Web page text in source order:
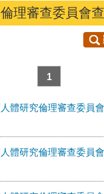
理審查委員會
1
體研究倫理審查委員
體研究倫理審查委員